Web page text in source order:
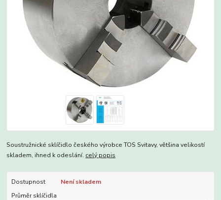
Soustružnické sklíčidlo českého výrobce TOS Svitavy, většina velikostí
skladem, ihned k odeslání. celý popis
Dostupnost
Není skladem
Průměr sklíčidla